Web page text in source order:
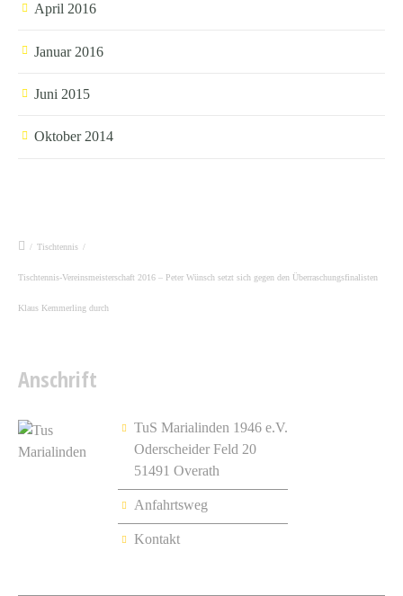
April 2016
Januar 2016
Juni 2015
Oktober 2014
/ Tischtennis /
Tischtennis-Vereinsmeisterschaft 2016 – Peter Wünsch setzt sich gegen den Überraschungsfinalisten
Klaus Kemmerling durch
Anschrift
TuS Marialinden 1946 e.V.
Oderscheider Feld 20
51491 Overath
Anfahrtsweg
Kontakt